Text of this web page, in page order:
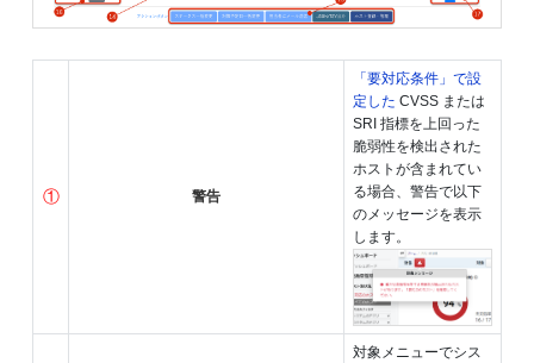
① 警告
「要対応条件」で設
定した CVSS または
SRI 指標を上回った
脆弱性を検出された
ホストが含まれてい
る場合、警告で以下
のメッセージを表示
します。
対象メニューでシス